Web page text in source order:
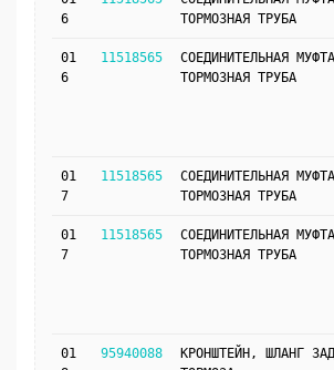
6
ТОРМОЗНАЯ ТРУБА
01
6
11518565
СОЕДИНИТЕЛЬНАЯ
ТОРМОЗНАЯ ТРУБА
01
7
11518565
СОЕДИНИТЕЛЬНАЯ
ТОРМОЗНАЯ ТРУБА
01
7
11518565
СОЕДИНИТЕЛЬНАЯ
ТОРМОЗНАЯ ТРУБА
01
95940088
КРОНШТЕЙН, ШЛАНГ